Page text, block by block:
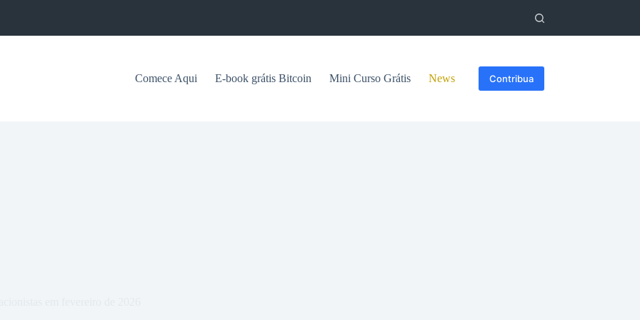
Comece Aqui E-book grátis Bitcoin Mini Curso Grátis News Contribua